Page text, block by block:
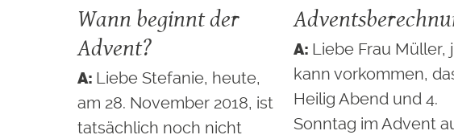
Wann beginnt der
Advent?
Liebe Stefanie, heute,
am 28. November 2018, ist
tatsächlich noch nicht
Liebe Frau Müller,
kann vorkommen,
Heilig Abend und 4.
Sonntag im Advent